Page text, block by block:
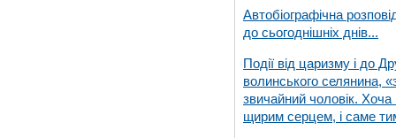
Автобіографічна
до сьогоднішніх днів...
Події від царизму і до
волинського селянина,
звичайний чоловік. Хоча
щирим серцем, і саме